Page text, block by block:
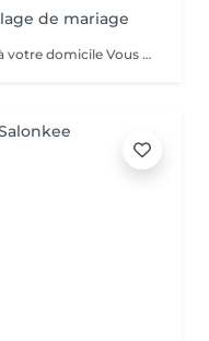
de mariage
MOMENT VIP Coiffure et maquillage à votre domicile Vous vous mariez bientôt ??? Félicitations ! Pour que ce jour soit unique et parfait,laissez-nous prendre soin de vous. Inoubliable: Votre Moment d'Exception"Votre mariage est bien plus qu'un simple événement - c'est un chapitre magique dans l'histoire de votre vie. Chez nous, nous célébrons votre unicité et mettons en valeur votre beauté naturelle pour faire de ce jour le plus mémorable de votre vie. Votre Beauté, Notre Priorité: Parce que vous êtes la personne la plus importante pour ce moment d'exception, notre équipe dévouée de coiffeurs et de maquilleurs met tout en uvre pour vous sublimer, en accord avec votre style personnel et votre vision pour le grand jour. Coiffure de Rêve: De la sophistication classique à l'audace moderne, nous créons des coiffures qui capturent l'essence de votre personnalité et complètent à la perfection votre tenue de mariée, vous faisant rayonner de confiance et d'élégance. Maquillage Élégant: Avec une touche experte, notre équipe de maquilleurs vous offre un look qui met en valeur votre beauté naturelle tout en résistant aux larmes de joie et en vous assurant une allure impeccable tout au long de la journée. Votre Moment, parce que ce jour vous appartient, nous vous offrons un moment de luxe et d'intimité où vous pouvez vous détendre et vous préparer en toute sérénité, sachant que vous êtes entre de bonnes mains. Laissez -nous vous aider à créer des souvenirs inoubliables